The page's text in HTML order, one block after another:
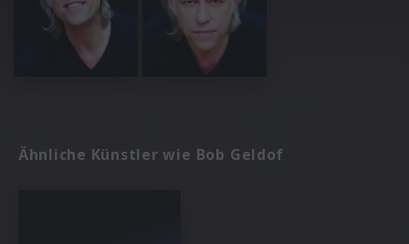
Ähnliche Künstler wie Bob Geldof